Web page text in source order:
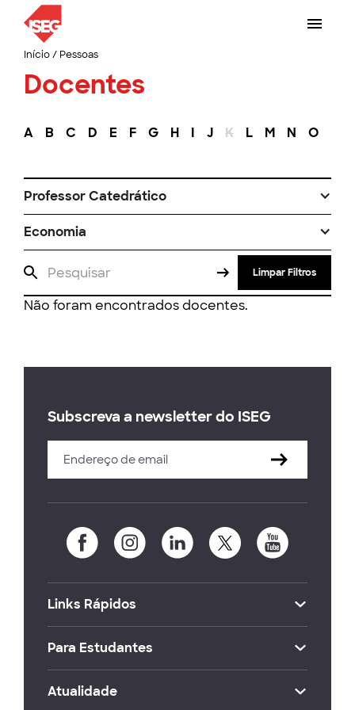
Início/ Pessoas
Docentes
A B C D E F G H I J K L M N O
Professor Catedrático
Economia
Limpar Filtros
Não foram encontrados docentes.
Subscreva a newsletter do ISEG
Links Rápidos
Para Estudantes
Atualidade